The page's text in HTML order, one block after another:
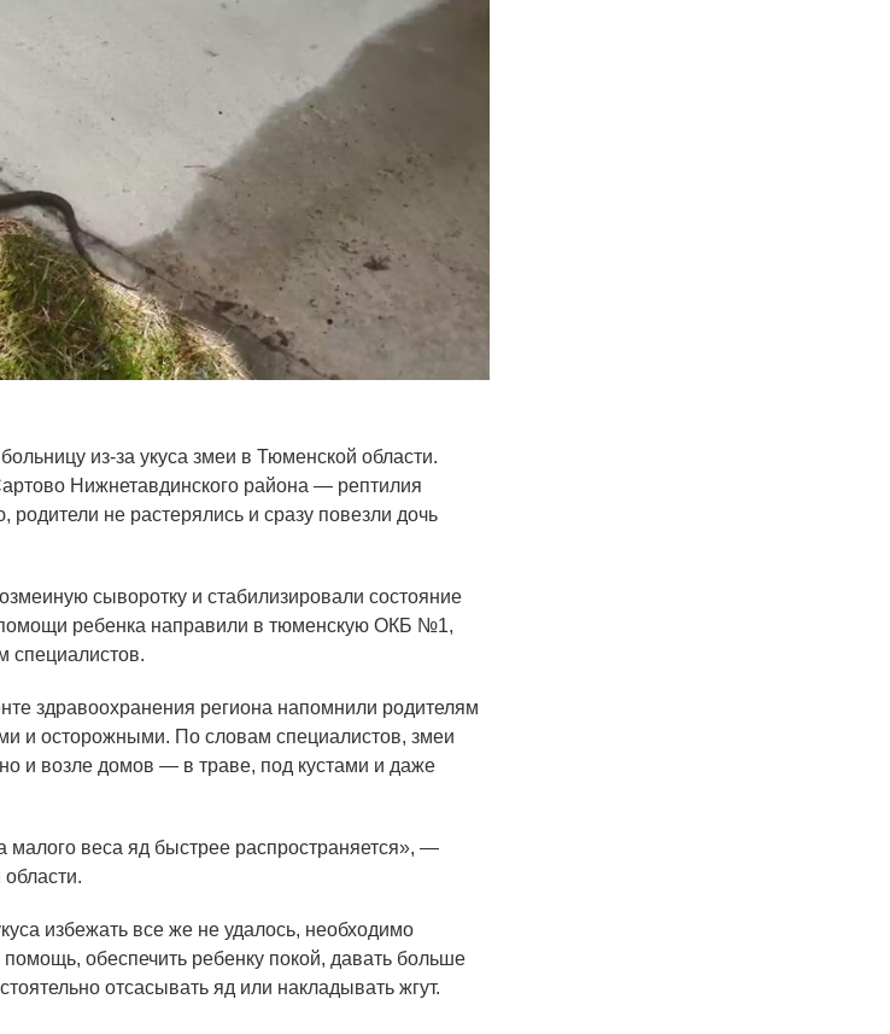
из-за укуса змеи в Тюменской области.
Нижнетавдинского района — рептилия
родители не растерялись и сразу повезли дочь
сыворотку и стабилизировали состояние
ребенка направили в тюменскую ОКБ №1,
специалистов.
здравоохранения региона напомнили родителям
и осторожными. По словам специалистов, змеи
но и возле домов — в траве, под кустами и даже
малого веса яд быстрее распространяется», —
избежать все же не удалось, необходимо
обеспечить ребенку покой, давать больше
отсасывать яд или накладывать жгут.